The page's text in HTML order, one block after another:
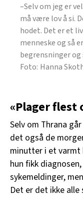
–Selv om jeg er
må være lov å si.
hodet. Det er et
menneske og så
begrensninger og
Hanna
«Plager flest
Selv om Thrana
det også de
minutter i et varmt
hun fikk
sykemeldinger,
Det er det ikke alle